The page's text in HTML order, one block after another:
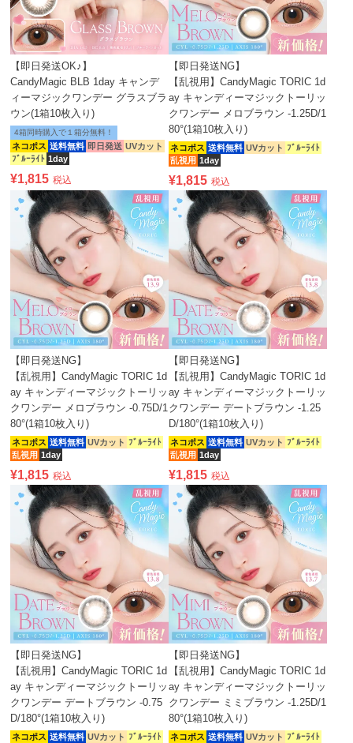
【即日発送OK♪】
CandyMagic BLB 1day キャンデ
ィーマジックワンデー グラスブラ
ウン(1箱10枚入り)
ネコポス 送料無料 即日発送 UVカット
ﾌﾞﾙｰﾗｲﾄ 1day
4箱同時購入で１箱分無料！
¥1,815 税込
【即日発送NG】
【乱視用】CandyMagic TORIC 1d
ay キャンディーマジックトーリッ
クワンデー メロブラウン -1.25D/1
80°(1箱10枚入り)
ネコポス 送料無料 UVカット ﾌﾞﾙｰﾗｲﾄ
乱視用 1day
¥1,815 税込
【即日発送NG】
【乱視用】CandyMagic TORIC 1d
ay キャンディーマジックトーリッ
クワンデー メロブラウン -0.75D/1
80°(1箱10枚入り)
ネコポス 送料無料 UVカット ﾌﾞﾙｰﾗｲﾄ
乱視用 1day
¥1,815 税込
【即日発送NG】
【乱視用】CandyMagic TORIC 1d
ay キャンディーマジックトーリッ
クワンデー デートブラウン -1.25
D/180°(1箱10枚入り)
ネコポス 送料無料 UVカット ﾌﾞﾙｰﾗｲﾄ
乱視用 1day
¥1,815 税込
【即日発送NG】
【乱視用】CandyMagic TORIC 1d
ay キャンディーマジックトーリッ
クワンデー デートブラウン -0.75
D/180°(1箱10枚入り)
ネコポス 送料無料 UVカット ﾌﾞﾙｰﾗｲﾄ
【即日発送NG】
【乱視用】CandyMagic TORIC 1d
ay キャンディーマジックトーリッ
クワンデー ミミブラウン -1.25D/1
80°(1箱10枚入り)
ネコポス 送料無料 UVカット ﾌﾞﾙｰﾗｲﾄ